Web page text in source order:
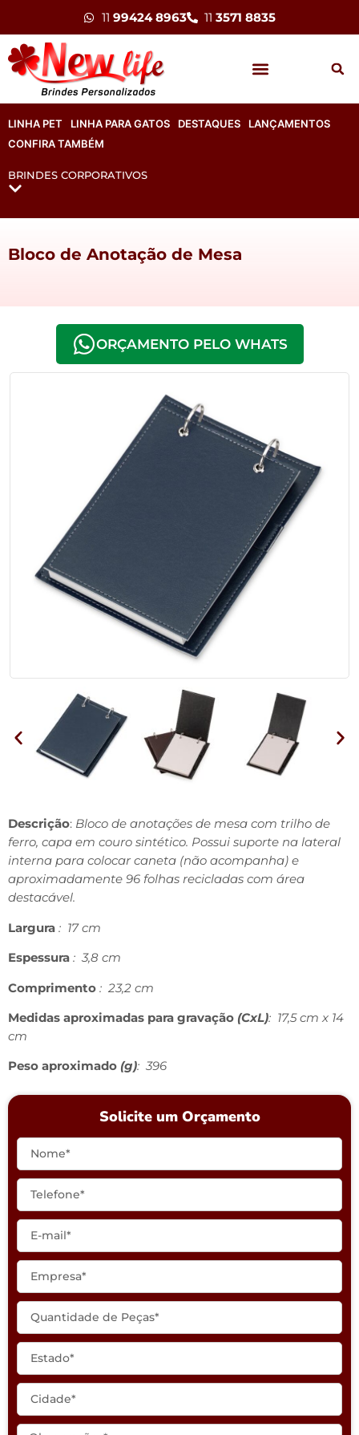
11 99424 8963 11 3571 8835
LINHA PET LINHA PARA GATOS DESTAQUES
LANÇAMENTOS
CONFIRA TAMBÉM
BRINDES CORPORATIVOS
Bloco de Anotação de Mesa
ORÇAMENTO PELO WHATS
Descrição: Bloco de anotações de mesa com trilho de
ferro, capa em couro sintético. Possui suporte na lateral
interna para colocar caneta (não acompanha) e
aproximadamente 96 folhas recicladas com área
destacável.
Largura : 17 cm
Espessura : 3,8 cm
Comprimento : 23,2 cm
Medidas aproximadas para gravação (CxL): 17,5 cm x 14
cm
Peso aproximado (g): 396
Solicite um Orçamento